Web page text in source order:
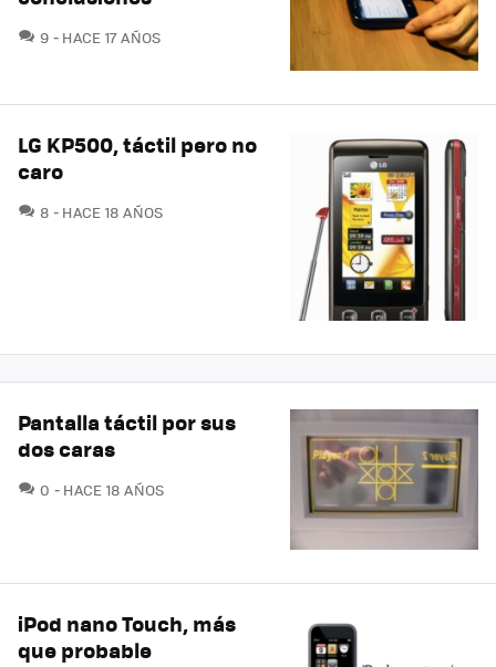
9 COMENTARIOS
HACE 17 AÑOS
LG KP500, táctil pero no
caro
8 COMENTARIOS
HACE 18 AÑOS
Pantalla táctil por sus
dos caras
0 COMENTARIOS
HACE 18 AÑOS
iPod nano Touch, más
que probable